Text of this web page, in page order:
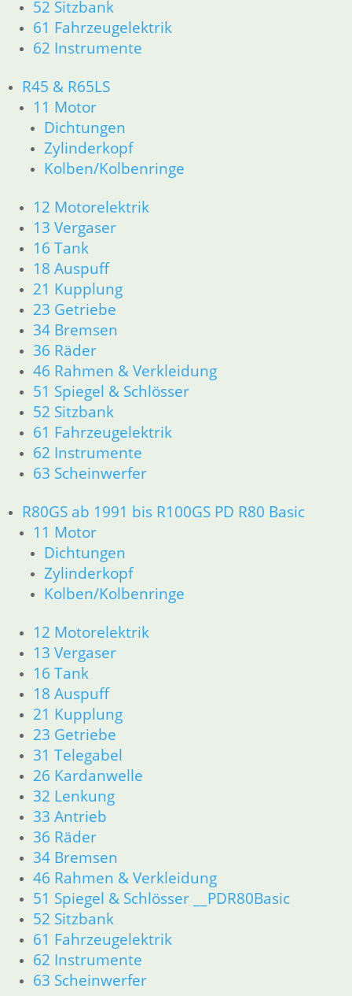
52 Sitzbank
61 Fahrzeugelektrik
62 Instrumente
R45 & R65LS
11 Motor
Dichtungen
Zylinderkopf
Kolben/Kolbenringe
12 Motorelektrik
13 Vergaser
16 Tank
18 Auspuff
21 Kupplung
23 Getriebe
34 Bremsen
36 Räder
46 Rahmen & Verkleidung
51 Spiegel & Schlösser
52 Sitzbank
61 Fahrzeugelektrik
62 Instrumente
63 Scheinwerfer
R80GS ab 1991 bis R100GS PD R80 Basic
11 Motor
Dichtungen
Zylinderkopf
Kolben/Kolbenringe
12 Motorelektrik
13 Vergaser
16 Tank
18 Auspuff
21 Kupplung
23 Getriebe
31 Telegabel
26 Kardanwelle
32 Lenkung
33 Antrieb
36 Räder
34 Bremsen
46 Rahmen & Verkleidung
51 Spiegel & Schlösser __PDR80Basic
52 Sitzbank
61 Fahrzeugelektrik
62 Instrumente
63 Scheinwerfer
23 Getriebe
26 Kardanwelle
31 Telegabel
33 Antrieb
34 Bremsen
36 Räder
46 Rahmen & Verkleidung R60/6 – R90/S
51 Spiegel & Schlösser
52 Sitzbank
62 Instrumente
R 60/7 – R 100 RT Bj. 1976 – 1979
11 Motor
Dichtungen
Kolben/Kolbenringe
Zylinderkopf
12 Motorelektrik
13 Vergaser
16 Tank
18 Auspuff
21 Kupplung
23 Getriebe
26 Kardanwelle
31 Telegabel
32 Lenkung
33 Antrieb
36 Räder
46 Rahmen & Verkleidung
51 Spiegel & Schlösser
52 Sitzbank
61 Fahrzeugelektrik
63 Scheinwerfer
11 Motor
Dichtungen
Kolben/Kolbenringe
Zylinderkopf
12 Motorelektrik
13 Vergaser
16 Tank
18 Auspuff
21 Kupplung
23 Getriebe
26 Kardanwelle
31 Telegabel
33 Antrieb
32 Lenkung
34 Bremsen
36 Räder
46 Rahmen & Verkleidung
51 Spiegel & Schlösser
52 Sitzbank